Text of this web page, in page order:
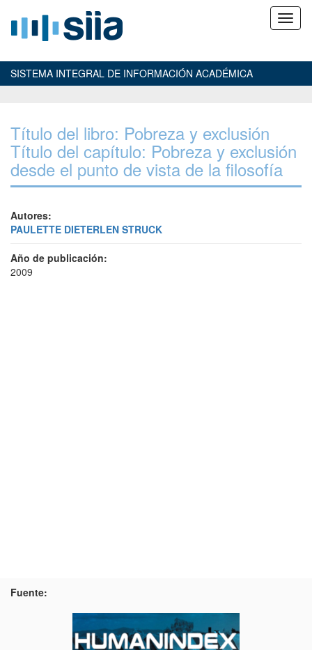
SISTEMA INTEGRAL DE INFORMACIÓN ACADÉMICA
Título del libro: Pobreza y exclusión
Título del capítulo: Pobreza y exclusión
desde el punto de vista de la filosofía
Autores:
PAULETTE DIETERLEN STRUCK
Año de publicación:
2009
Fuente: